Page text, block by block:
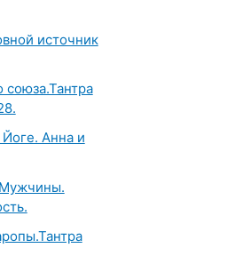
источник
союза.Тантра
Анна и